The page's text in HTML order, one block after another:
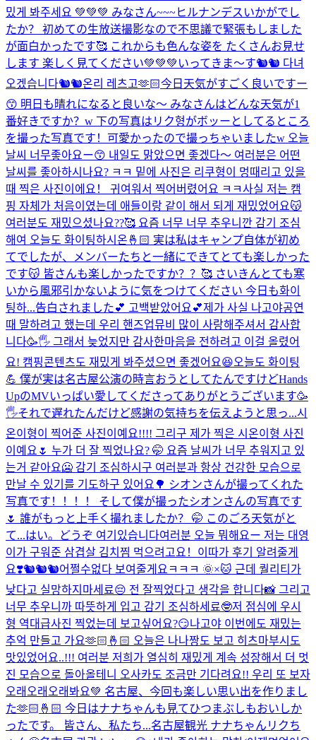
밌게 봐주세요 💚💚💚 みなさん~~~ヒルナンデスいかがでし
たか？ 初めての生放送撮影なので不思議で緊張もしました
が面白かったです🥰 これからも色んな姿を たくさんお見せ
します 楽しく見てください💚💚💚 いってきま〜す🐿🐿 다녀
오겠습니다🐿🐿온리 레츠고🫶🏻今日天気がすごく良いですー
😙 明日も晴れになると良いな〜 みなさんはどんな天気が1
番好きですか？w 下の写真はリク형がボッーとしてるところ
を撮った写真です！可愛かったので撮っちゃいましたw 오늘
날씨 너무좋아요ー😙 내일도 맑았으면 좋겠다〜 여러분은 어떤
날씨를 좋아하시나요? ㅋㅋ 밑에 사진은 리쿠형이 멍때리고 있을
때 찍은 사진이에요！ 귀여워서 찍어버렸어요 ㅋㅋ사실 저는 캠
핑 자체가 처음이였는데 애들이랑 같이 해서 되게 재밌었어요😽
여러분도 재밌으셨나요??🥰 요즘 너무 너무 추우니깐 감기 조심
해여 오늘도 화이팅하시온🤞🏻 実は私はキャンプ自体が初め
てでしたが、メンバーたちと一緒にできてとても楽しかった
です😽 皆さんも楽しかったですか？？🥰 さいきんとても寒
いから風邪引かないように気をつけてください 今日も화이
팅하...告白されました💕 고백받았어요💕제가 사실 나고야공연
때 말하려고 했는데 우리 핸즈업뮤비 많이 사랑해주셔서 감사합
니다🥳🖐️ 그래서 늦었지만 감사한마음을 전하려고 이걸 올렸어
요! 캠핑콘텐츠도 재밌게 봐주셨으면 좋겠어요😆오늘도 화이팅
💪 僕が実は名古屋公演の時言おうとしてたんですけどHands
UpのMVいっぱい愛してくださってありがとうございます🥳
🖐️それで遅れたんだけど感謝の気持ちを伝えようと思っ...시
온이형이 찍어준 사진이예요!!!! 그리구 제가 찍은 시온이형 사진
이예요🌷 누가 더 잘 찍었나요? 🤭 요즘 날씨가 너무 추워지고 있
는거 같아요🥶 감기 조심하시구 여러분과 항상 건강한 모습으로
만날 수 있기를 기도하구 있어요🌳 シオンさんが撮ってくれた
写真です！！！！ そして僕が撮ったシオンさんの写真です
🌷 誰がもっと上手く撮れましたか？ 🤭 このごろ天気がと
て...はい。どうぞ 여기있습니다여러분 오늘 뭐해요ー 저는 대영
이가 구워준 삼겹살 김치찜 먹으려고요！이따가 후기 알려줄게
요❣️🐿️🐿️🐿️어쩔수없다 보여줄게요ㅋㅋㅋ 🌞×🐱 근데 퀄리티가
낮다고 실망하지마세료😔 전 잘찍었다고 생각을 합니다📸 그리고
너무 추우니까 따뜻하게 입고 감기 조심하세료🤓저 점심에 우시
형 역대급사진 찍었는데 보고싶어요?😏나고야 이번에도 재밌는
추억 만들고 가요🫶🏻🤞🏻 오늘은 나나짱도 보고 히츠마부시도
맛있었어요..!!! 여러분 저희가 열심히 재밌게 계속 성장해서 더 멋
진 모습으로 돌아올테니 오사카도 조금만 기다려요!! 우리 또 보자
오래오래오래봐요💚 名古屋、今回も楽しい思い出を作りまし
た🫶🏻🤞🏻 今日はナナちゃんも見てひつまぶしもおいしか
ったです。 皆さん、私たち...名古屋観光 ナナちゃんリクち